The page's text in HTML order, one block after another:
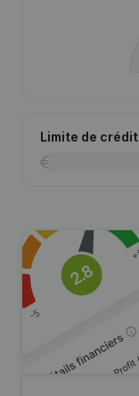
Limite de crédit